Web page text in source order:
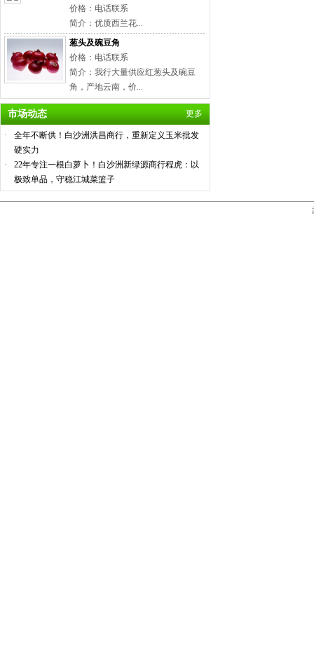
价格：电话联系
简介：优质西兰花...
葱头及碗豆角
价格：电话联系
简介：我行大量供应红葱头及碗豆
角，产地云南，价...
市场动态 更多
·
全年不断供！白沙洲洪昌商行，重新定义玉米批发
硬实力
·
22年专注一根白萝卜！白沙洲新绿源商行程虎：以
极致单品，守稳江城菜篮子